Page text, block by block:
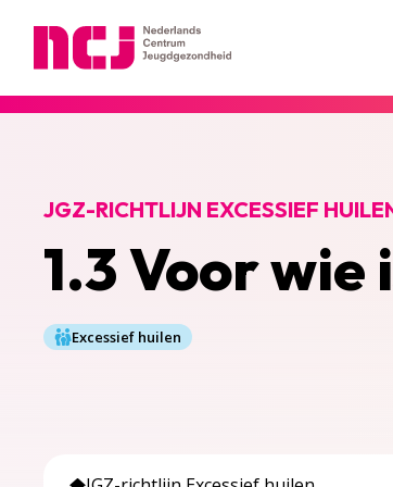
1.3 Voor
JGZ-RICHTLIJN EXCESSIEF
Excessief huilen